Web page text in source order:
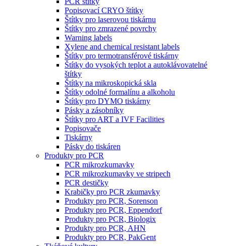
Popisovací CRYO štítky
Štítky pro laserovou tiskárnu
Štítky pro zmrazené povrchy
Warning labels
Xylene and chemical resistant labels
Štítky pro termotransférové tiskárny
Štítky do vysokých teplot a autoklávovatelné
štítky
Štítky na mikroskopická skla
Štítky odolné formalínu a alkoholu
Štítky pro DYMO tiskárny
Pásky a zásobníky
Štítky pro ART a IVF Facilities
Popisovače
Tiskárny
Pásky do tiskáren
Produkty pro PCR
PCR mikrozkumavky
PCR mikrozkumavky ve stripech
PCR destičky
Krabičky pro PCR zkumavky
Produkty pro PCR, Sorenson
Produkty pro PCR, Eppendorf
Produkty pro PCR, Biologix
Produkty pro PCR, AHN
Produkty pro PCR, PakGent